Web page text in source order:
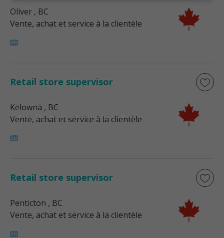
Oliver , BC
Vente, achat et service à la clientèle
Retail store supervisor
Kelowna , BC
Vente, achat et service à la clientèle
Retail store supervisor
Penticton , BC
Vente, achat et service à la clientèle